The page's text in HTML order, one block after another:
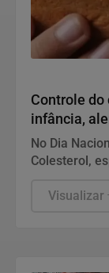
Controle do
infância,
No Dia
Colesterol,
anos,
Visualizar